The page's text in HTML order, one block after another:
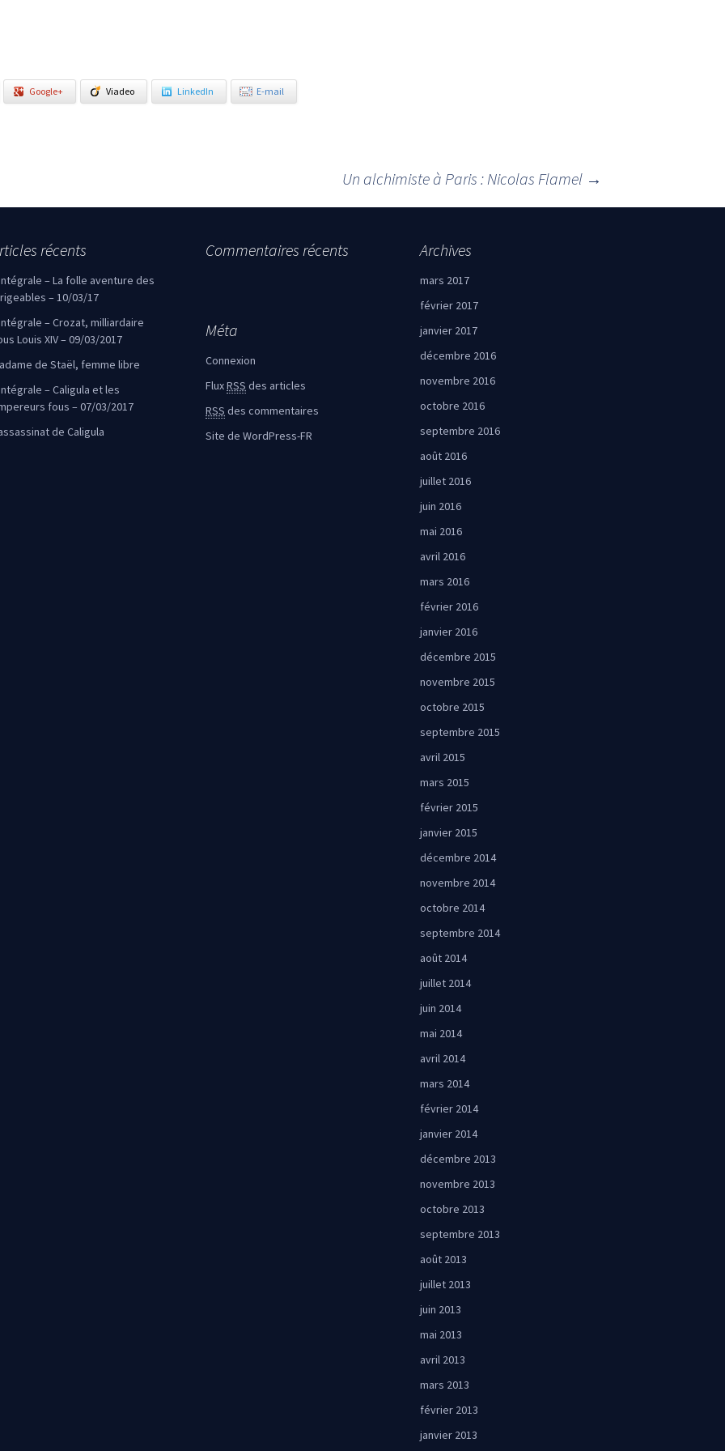
Google+ Viadeo LinkedIn E-mail
Un alchimiste à Paris : Nicolas Flamel →
récents
– La folle aventure des
– 10/03/17
– Crozat, milliardaire
Louis XIV – 09/03/2017
de Staël, femme libre
– Caligula et les
fous – 07/03/2017
de Caligula
Commentaires récents Archives
mars 2017
février 2017
janvier 2017
décembre 2016
novembre 2016
octobre 2016
septembre 2016
août 2016
juillet 2016
juin 2016
mai 2016
avril 2016
mars 2016
février 2016
janvier 2016
décembre 2015
novembre 2015
octobre 2015
septembre 2015
avril 2015
mars 2015
février 2015
janvier 2015
décembre 2014
novembre 2014
octobre 2014
septembre 2014
août 2014
juillet 2014
juin 2014
mai 2014
avril 2014
mars 2014
février 2014
janvier 2014
décembre 2013
novembre 2013
octobre 2013
septembre 2013
août 2013
juillet 2013
juin 2013
mai 2013
avril 2013
mars 2013
février 2013
janvier 2013
Méta
Connexion
FluxRSS des articles
RSS des commentaires
Site de WordPress-FR